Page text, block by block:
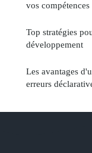
vos compétences
Top stratégies
développement
Les avantages
erreurs